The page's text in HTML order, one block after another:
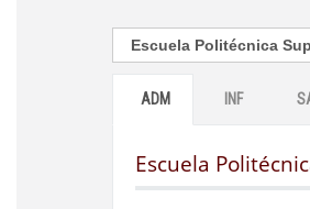
ADM INF
Escuela